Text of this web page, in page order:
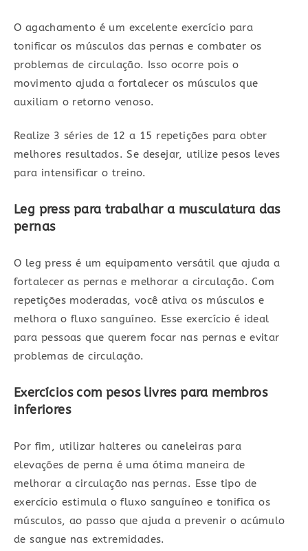
O agachamento é um excelente exercício para
tonificar os músculos das pernas e combater os
problemas de circulação. Isso ocorre pois o
movimento ajuda a fortalecer os músculos que
auxiliam o retorno venoso.
Realize 3 séries de 12 a 15 repetições para obter
melhores resultados. Se desejar, utilize pesos leves
para intensificar o treino.
Leg press para trabalhar a musculatura das
pernas
O leg press é um equipamento versátil que ajuda a
fortalecer as pernas e melhorar a circulação. Com
repetições moderadas, você ativa os músculos e
melhora o fluxo sanguíneo. Esse exercício é ideal
para pessoas que querem focar nas pernas e evitar
problemas de circulação.
Exercícios com pesos livres para membros
inferiores
Por fim, utilizar halteres ou caneleiras para
elevações de perna é uma ótima maneira de
melhorar a circulação nas pernas. Esse tipo de
exercício estimula o fluxo sanguíneo e tonifica os
músculos, ao passo que ajuda a prevenir o acúmulo
de sangue nas extremidades.